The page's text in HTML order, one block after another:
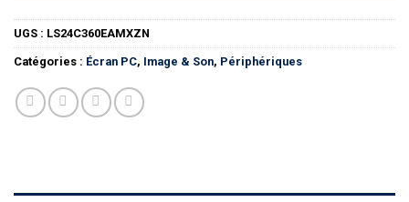
UGS : LS24C360EAMXZN
Catégories : Écran PC, Image & Son, Périphériques